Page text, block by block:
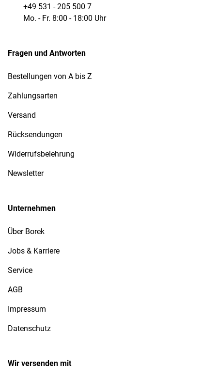
+49 531 - 205 500 7
Mo. - Fr. 8:00 - 18:00 Uhr
Fragen und Antworten
Bestellungen von A bis Z
Zahlungsarten
Versand
Rücksendungen
Widerrufsbelehrung
Newsletter
Unternehmen
Über Borek
Jobs & Karriere
Service
AGB
Impressum
Datenschutz
Wir versenden mit